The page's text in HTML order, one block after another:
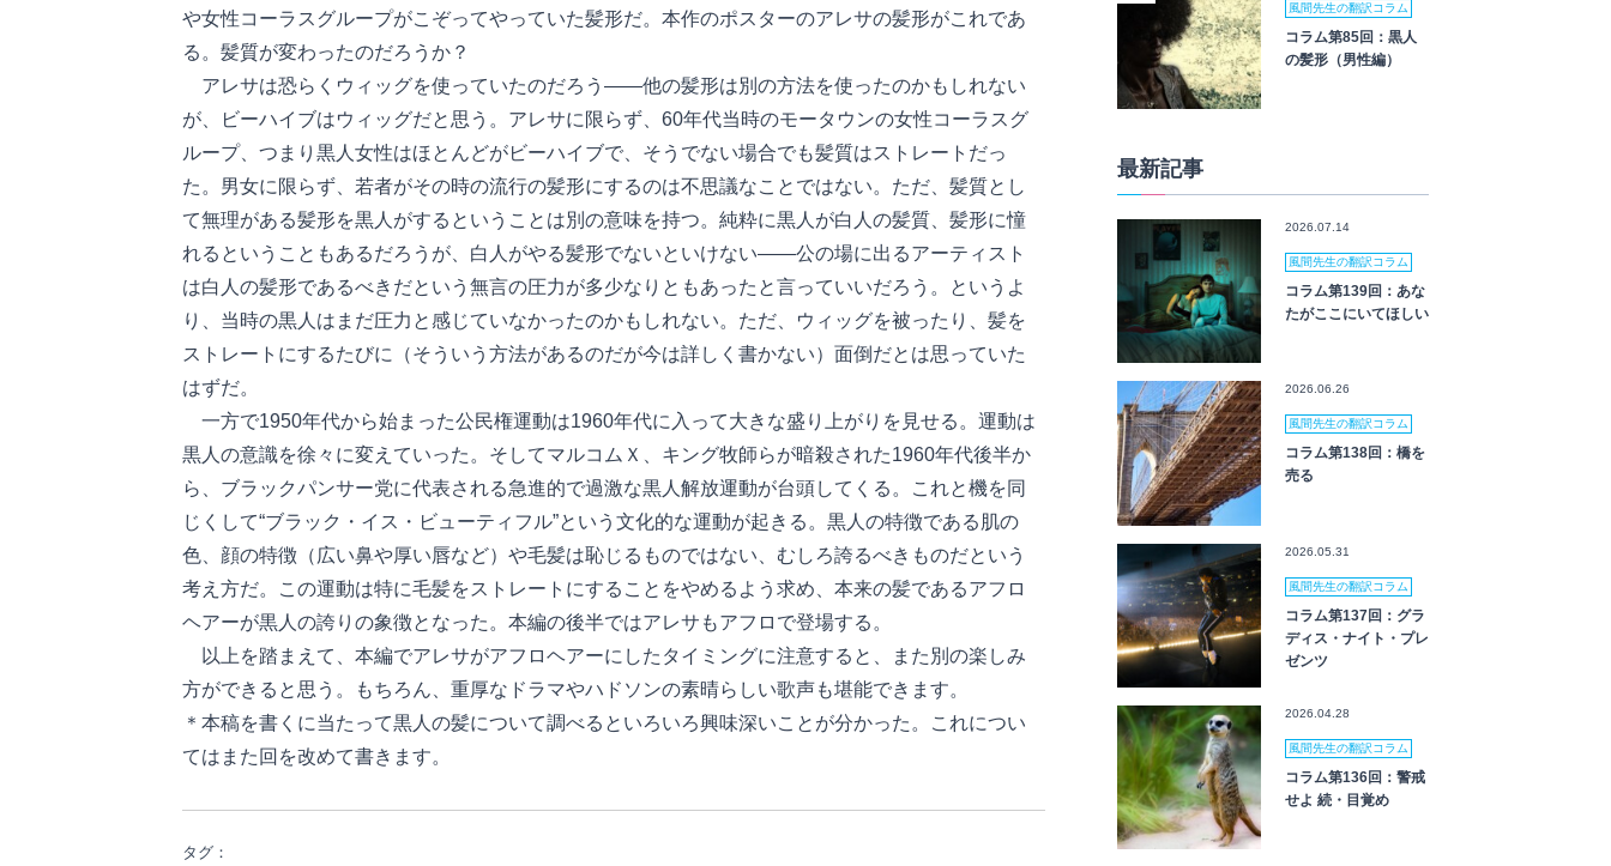
や女性コーラスグループがこぞってやっていた髪形だ。本作のポスターのアレサの髪形がこれであ
る。髪質が変わったのだろうか？
アレサは恐らくウィッグを使っていたのだろう――他の髪形は別の方法を使ったのかもしれない
が、ビーハイブはウィッグだと思う。アレサに限らず、60年代当時のモータウンの女性コーラスグ
ループ、つまり黒人女性はほとんどがビーハイブで、そうでない場合でも髪質はストレートだっ
た。男女に限らず、若者がその時の流行の髪形にするのは不思議なことではない。ただ、髪質とし
て無理がある髪形を黒人がするということは別の意味を持つ。純粋に黒人が白人の髪質、髪形に憧
れるということもあるだろうが、白人がやる髪形でないといけない――公の場に出るアーティスト
は白人の髪形であるべきだという無言の圧力が多少なりともあったと言っていいだろう。というよ
り、当時の黒人はまだ圧力と感じていなかったのかもしれない。ただ、ウィッグを被ったり、髪を
ストレートにするたびに（そういう方法があるのだが今は詳しく書かない）面倒だとは思っていた
はずだ。
一方で1950年代から始まった公民権運動は1960年代に入って大きな盛り上がりを見せる。運動は
黒人の意識を徐々に変えていった。そしてマルコムＸ、キング牧師らが暗殺された1960年代後半か
ら、ブラックパンサー党に代表される急進的で過激な黒人解放運動が台頭してくる。これと機を同
じくして“ブラック・イス・ビューティフル”という文化的な運動が起きる。黒人の特徴である肌の
色、顔の特徴（広い鼻や厚い唇など）や毛髪は恥じるものではない、むしろ誇るべきものだという
考え方だ。この運動は特に毛髪をストレートにすることをやめるよう求め、本来の髪であるアフロ
ヘアーが黒人の誇りの象徴となった。本編の後半ではアレサもアフロで登場する。
以上を踏まえて、本編でアレサがアフロヘアーにしたタイミングに注意すると、また別の楽しみ
方ができると思う。もちろん、重厚なドラマやハドソンの素晴らしい歌声も堪能できます。
＊本稿を書くに当たって黒人の髪について調べるといろいろ興味深いことが分かった。これについ
てはまた回を改めて書きます。
タグ：
風間先生の翻訳コラム
コラム第85回：黒人
の髪形（男性編）
最新記事
2026.07.14
風間先生の翻訳コラム
コラム第139回：あな
たがここにいてほしい
2026.06.26
風間先生の翻訳コラム
コラム第138回：橋を
売る
2026.05.31
風間先生の翻訳コラム
コラム第137回：グラ
ディス・ナイト・プレ
ゼンツ
2026.04.28
風間先生の翻訳コラム
コラム第136回：警戒
せよ 続・目覚め